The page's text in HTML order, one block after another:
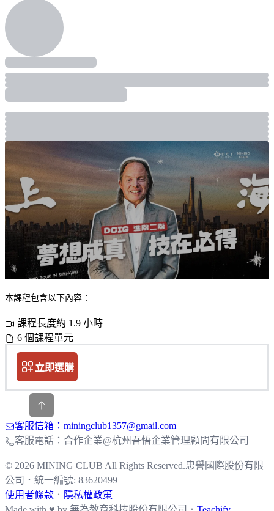
本課程包含以下內容：
課程長度約 1.9 小時
6 個課程單元
立即選購
客服信箱：miningclub1357@gmail.com
客服電話：合作企業@杭州吾悟企業管理顧問有限公司
© 2026 MINING CLUB All Rights Reserved.忠譽國際股份有限
公司
． 統一編號: 83620499
使用者條款 ． 隱私權政策